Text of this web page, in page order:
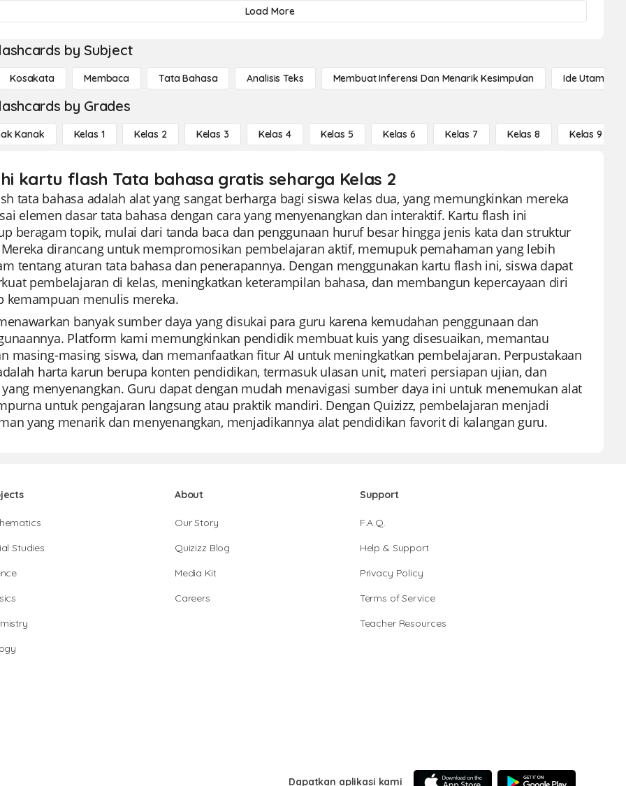
Load More
by Subject
Kosakata Membaca Tata Bahasa Analisis Teks Membuat Inferensi Dan Menarik Kesimpulan Ide Utama
by Grades
Kanak Kelas 1 Kelas 2 Kelas 3 Kelas 4 Kelas 5 Kelas 6 Kelas 7 Kelas 8 Kelas 9
kartu flash Tata bahasa gratis seharga Kelas 2
tata bahasa adalah alat yang sangat berharga bagi siswa kelas dua, yang memungkinkan mereka
elemen dasar tata bahasa dengan cara yang menyenangkan dan interaktif. Kartu flash ini
beragam topik, mulai dari tanda baca dan penggunaan huruf besar hingga jenis kata dan struktur
dirancang untuk mempromosikan pembelajaran aktif, memupuk pemahaman yang lebih
tentang aturan tata bahasa dan penerapannya. Dengan menggunakan kartu flash ini, siswa dapat
pembelajaran di kelas, meningkatkan keterampilan bahasa, dan membangun kepercayaan diri
kemampuan menulis mereka.
banyak sumber daya yang disukai para guru karena kemudahan penggunaan dan
Platform kami memungkinkan pendidik membuat kuis yang disesuaikan, memantau
masing-masing siswa, dan memanfaatkan fitur AI untuk meningkatkan pembelajaran. Perpustakaan
harta karun berupa konten pendidikan, termasuk ulasan unit, materi persiapan ujian, dan
menyenangkan. Guru dapat dengan mudah menavigasi sumber daya ini untuk menemukan alat
untuk pengajaran langsung atau praktik mandiri. Dengan Quizizz, pembelajaran menjadi
yang menarik dan menyenangkan, menjadikannya alat pendidikan favorit di kalangan guru.
Studies
About
Our Story
Quizizz Blog
Media Kit
Careers
Support
F.A.Q.
Help & Support
Privacy Policy
Terms of Service
Teacher Resources
Dapatkan aplikasi kami